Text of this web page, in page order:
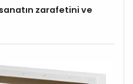
zarafetini ve